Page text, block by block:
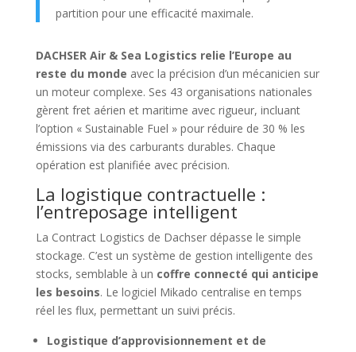
partition pour une efficacité maximale.
DACHSER Air & Sea Logistics relie l’Europe au
reste du monde avec la précision d’un mécanicien sur
un moteur complexe. Ses 43 organisations nationales
gèrent fret aérien et maritime avec rigueur, incluant
l’option « Sustainable Fuel » pour réduire de 30 % les
émissions via des carburants durables. Chaque
opération est planifiée avec précision.
La logistique contractuelle :
l’entreposage intelligent
La Contract Logistics de Dachser dépasse le simple
stockage. C’est un système de gestion intelligente des
stocks, semblable à un coffre connecté qui anticipe
les besoins. Le logiciel Mikado centralise en temps
réel les flux, permettant un suivi précis.
Logistique d’approvisionnement et de